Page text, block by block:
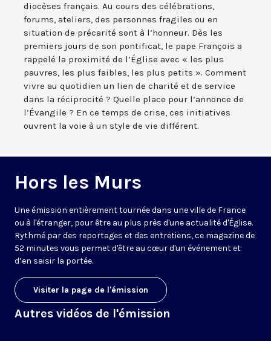
diocèses français. Au cours des célébrations,
forums, ateliers, des personnes fragiles ou en
situation de précarité sont à l’honneur. Dès les
premiers jours de son pontificat, le pape François a
rappelé la proximité de l’Église avec « les plus
pauvres, les plus faibles, les plus petits ». Comment
vivre au quotidien un lien de charité et de service
dans la réciprocité ? Quelle place pour l’annonce de
l’Évangile ? En ce temps de crise, ces initiatives
ouvrent la voie à un style de vie différent.
Hors les Murs
Une émission entièrement tournée dans une ville de France
ou à l'étranger, pour être au plus près d'une actualité d'Église.
Rythmé par des reportages et des entretiens, ce magazine de
52 minutes vous permet d'être au cœur d'un événement et
d’en saisir la portée.
Visiter la page de l'émission
Autres vidéos de l'émission